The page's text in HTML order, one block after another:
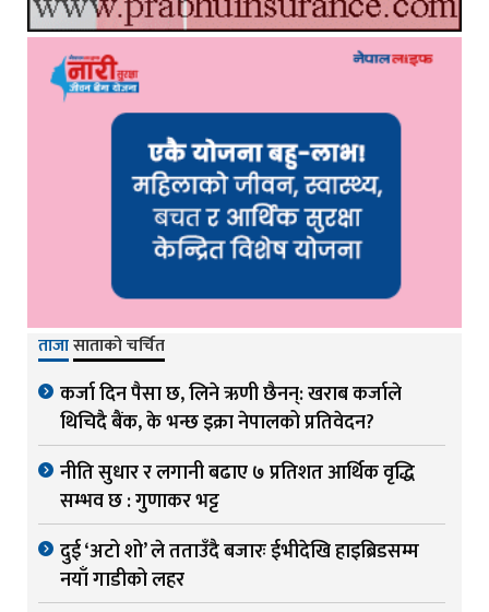
ताजासाताको चर्चित
कर्जा दिन पैसा छ, लिने ऋणी छैनन्: खराब कर्जाले
थिचिदै बैंक, के भन्छ इक्रा नेपालको प्रतिवेदन?
नीति सुधार र लगानी बढाए ७ प्रतिशत आर्थिक वृद्धि
सम्भव छ : गुणाकर भट्ट
दुई ‘अटो शो’ ले तताउँदै बजारः ईभीदेखि हाइब्रिडसम्म
नयाँ गाडीको लहर